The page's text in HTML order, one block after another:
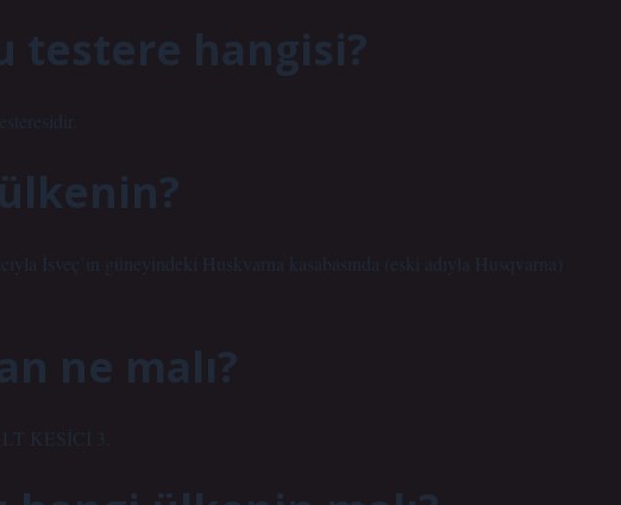
testere hangisi?
İsveç’in güneyindeki Huskvarna kasabasında (eski adıyla Husqvarna)
ne malı?
KESİCİ 3.